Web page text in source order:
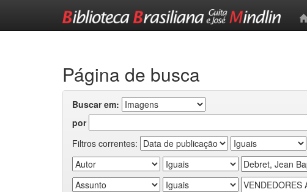
Página de busca
Buscar em:
por
Filtros correntes: